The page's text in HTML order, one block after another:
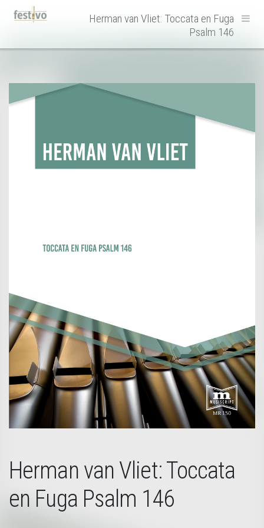
HoofdnavigatieHerman van Vliet: Toccata en Fuga
Psalm 146
Herman van Vliet: Toccata
en Fuga Psalm 146